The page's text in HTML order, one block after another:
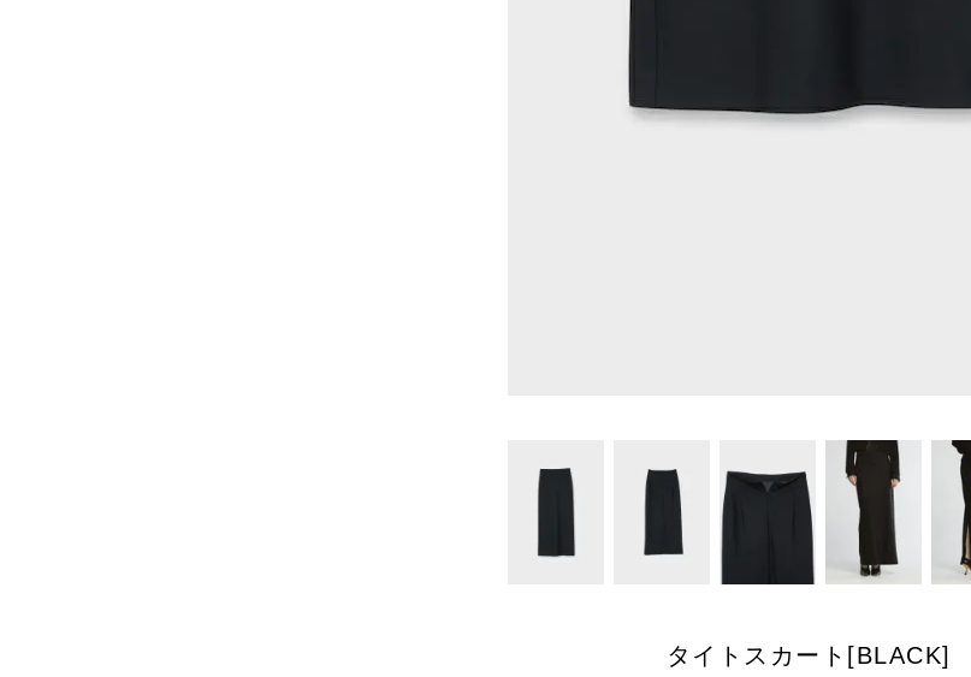
タイトスカート[BLACK]